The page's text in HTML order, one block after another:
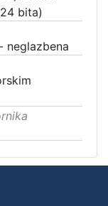
bita)
neglazbena